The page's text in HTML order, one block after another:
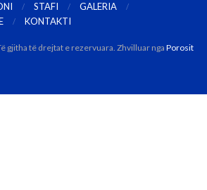
STAFI
GALERIA
KONTAKTI
gjitha të drejtat e rezervuara. Zhvilluar nga Porosit